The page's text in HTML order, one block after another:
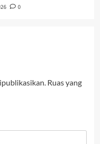
0
Ruas yang